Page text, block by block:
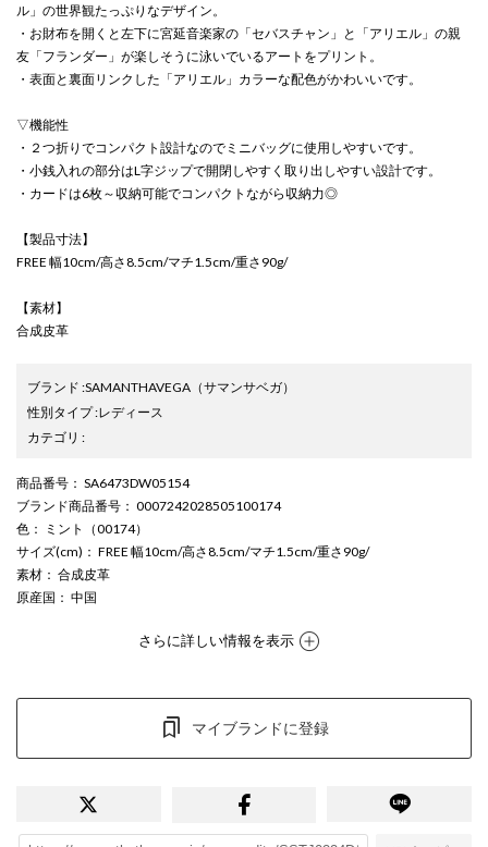
ル」の世界観たっぷりなデザイン。
・お財布を開くと左下に宮延音楽家の「セバスチャン」と「アリエル」の親
友「フランダー」が楽しそうに泳いでいるアートをプリント。
・表面と裏面リンクした「アリエル」カラーな配色がかわいいです。
▽機能性
・２つ折りでコンパクト設計なのでミニバッグに使用しやすいです。
・小銭入れの部分はL字ジップで開閉しやすく取り出しやすい設計です。
・カードは6枚～収納可能でコンパクトながら収納力◎
【製品寸法】
FREE 幅10cm/高さ8.5cm/マチ1.5cm/重さ90g/
【素材】
合成皮革
ブランド :SAMANTHAVEGA （サマンサベガ）
性別タイプ:レディース
カテゴリ :
商品番号 ： SA6473DW05154
ブランド商品番号 ： 0007242028505100174
色 ： ミント（00174）
サイズ(cm) ： FREE 幅10cm/高さ8.5cm/マチ1.5cm/重さ90g/
素材 ： 合成皮革
原産国 ： 中国
さらに詳しい情報を表示
マイブランドに登録